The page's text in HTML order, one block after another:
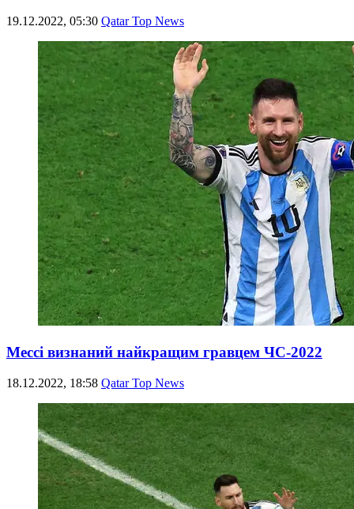
19.12.2022, 05:30 Qatar Top News
Мессі визнаний найкращим гравцем ЧС-2022
18.12.2022, 18:58 Qatar Top News